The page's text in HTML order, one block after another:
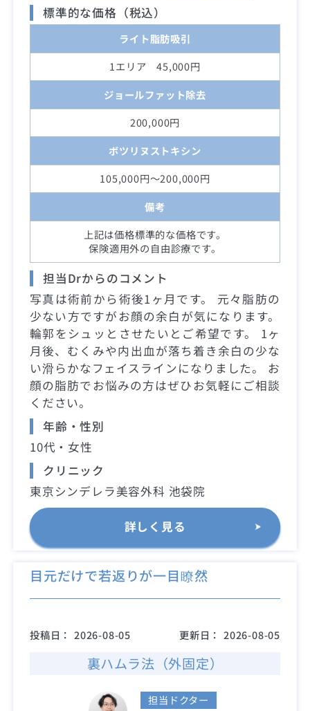
標準的な価格（税込）
ライト脂肪吸引
1エリア 45,000円
ジョールファット除去
200,000円
ボツリヌストキシン
105,000円～200,000円
備考
上記は価格標準的な価格です。
保険適用外の自由診療です。
担当Drからのコメント
写真は術前から術後1ヶ月です。 元々脂肪の
少ない方ですがお顔の余白が気になります。
輪郭をシュッとさせたいとご希望です。 1ヶ
月後、むくみや内出血が落ち着き余白の少な
い滑らかなフェイスラインになりました。 お
顔の脂肪でお悩みの方はぜひお気軽にご相談
ください。
年齢・性別
10代・女性
クリニック
東京シンデレラ美容外科 池袋院
詳しく見る
目元だけで若返りが一目瞭然
投稿日： 2026-08-05 更新日： 2026-08-05
裏ハムラ法（外固定）
担当ドクター